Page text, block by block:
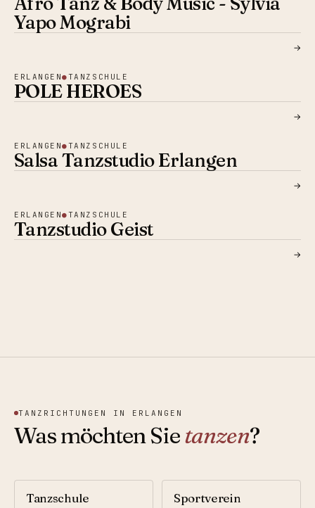
Yapo Mograbi
→
ERLANGEN●TANZSCHULE
POLE HEROES
→
ERLANGEN●TANZSCHULE
Salsa Tanzstudio Erlangen
→
ERLANGEN●TANZSCHULE
Tanzstudio Geist
→
TANZRICHTUNGEN IN ERLANGEN
Was möchten Sietanzen?
Tanzschule Sportverein